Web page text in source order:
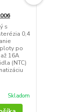
s
0,4
po
16A
(NTC)
Skladom